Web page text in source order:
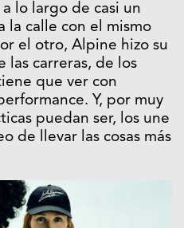
lo largo de casi un
la calle con el mismo
el otro, Alpine hizo su
las carreras, de los
que ver con
Y, por muy
puedan ser, los une
de llevar las cosas más